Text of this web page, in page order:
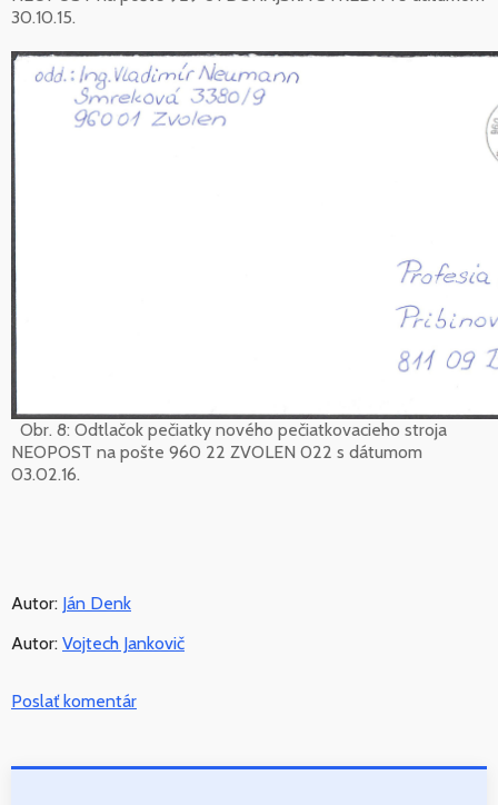
30.10.15.
Obr. 8: Odtlačok pečiatky nového pečiatkovacieho stroja
NEOPOST na pošte 960 22 ZVOLEN 022 s dátumom
03.02.16.
Autor: Ján Denk
Autor: Vojtech Jankovič
Poslať komentár